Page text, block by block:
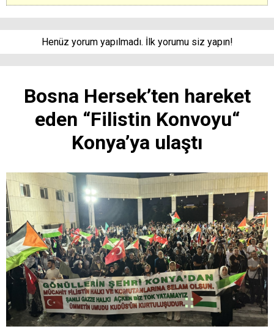
Henüz yorum yapılmadı. İlk yorumu siz yapın!
Bosna Hersek’ten hareket
eden “Filistin Konvoyu“
Konya’ya ulaştı